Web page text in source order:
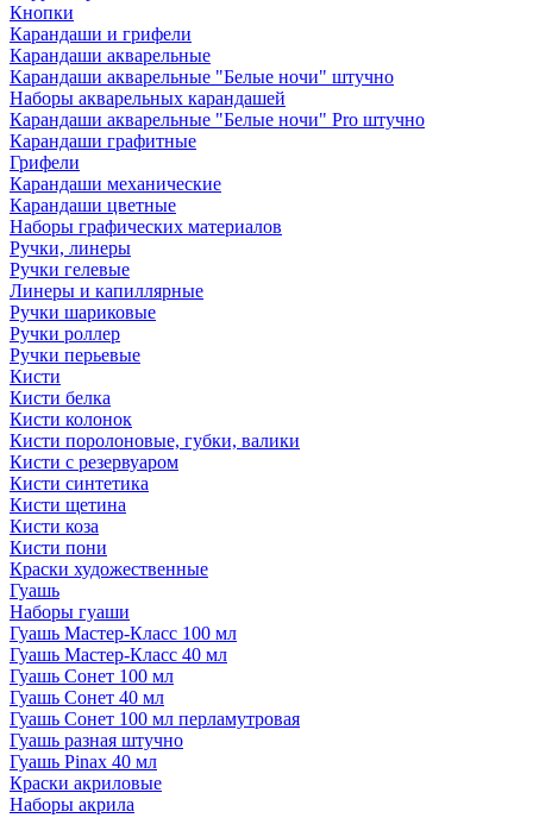
Кнопки
Карандаши и грифели
Карандаши акварельные
Карандаши акварельные "Белые ночи" штучно
Наборы акварельных карандашей
Карандаши акварельные "Белые ночи" Pro штучно
Карандаши графитные
Грифели
Карандаши механические
Карандаши цветные
Наборы графических материалов
Ручки, линеры
Ручки гелевые
Линеры и капиллярные
Ручки шариковые
Ручки роллер
Ручки перьевые
Кисти
Кисти белка
Кисти колонок
Кисти поролоновые, губки, валики
Кисти с резервуаром
Кисти синтетика
Кисти щетина
Кисти коза
Кисти пони
Краски художественные
Гуашь
Наборы гуаши
Гуашь Мастер-Класс 100 мл
Гуашь Мастер-Класс 40 мл
Гуашь Сонет 100 мл
Гуашь Сонет 40 мл
Гуашь Сонет 100 мл перламутровая
Гуашь разная штучно
Гуашь Pinax 40 мл
Краски акриловые
Наборы акрила